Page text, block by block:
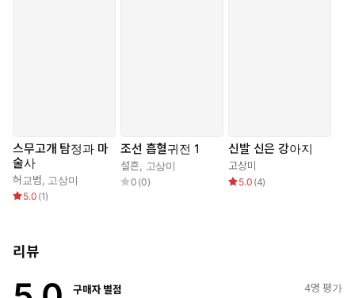
스무고개 탐정과 마
술사
허교범, 고상미
5.0 (1)
조선 흡혈귀전 1
설흔, 고상미
0 (0)
신발 신은 강아지
고상미
5.0 (4)
리뷰
구매자 별점 4명 평가